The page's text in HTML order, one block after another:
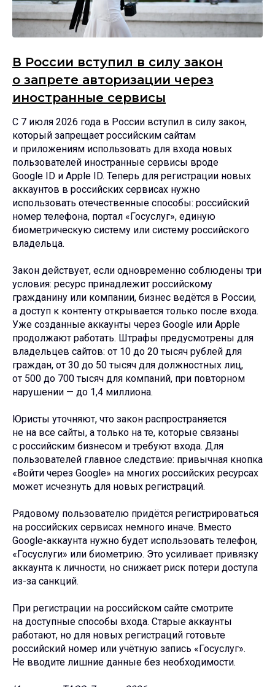
В России вступил в силу закон
о запрете авторизации через
иностранные сервисы
С 7 июля 2026 года в России вступил в силу закон,
который запрещает российским сайтам
и приложениям использовать для входа новых
пользователей иностранные сервисы вроде
Google ID и Apple ID. Теперь для регистрации новых
аккаунтов в российских сервисах нужно
использовать отечественные способы: российский
номер телефона, портал «Госуслуг», единую
биометрическую систему или систему российского
владельца.
Закон действует, если одновременно соблюдены три
условия: ресурс принадлежит российскому
гражданину или компании, бизнес ведётся в России,
а доступ к контенту открывается только после входа.
Уже созданные аккаунты через Google или Apple
продолжают работать. Штрафы предусмотрены для
владельцев сайтов: от 10 до 20 тысяч рублей для
граждан, от 30 до 50 тысяч для должностных лиц,
от 500 до 700 тысяч для компаний, при повторном
нарушении — до 1,4 миллиона.
Юристы уточняют, что закон распространяется
не на все сайты, а только на те, которые связаны
с российским бизнесом и требуют входа. Для
пользователей главное следствие: привычная кнопка
«Войти через Google» на многих российских ресурсах
может исчезнуть для новых регистраций.
Рядовому пользователю придётся регистрироваться
на российских сервисах немного иначе. Вместо
Google-аккаунта нужно будет использовать телефон,
«Госуслуги» или биометрию. Это усиливает привязку
аккаунта к личности, но снижает риск потери доступа
из-за санкций.
При регистрации на российском сайте смотрите
на доступные способы входа. Старые аккаунты
работают, но для новых регистраций готовьте
российский номер или учётную запись «Госуслуг».
Не вводите лишние данные без необходимости.